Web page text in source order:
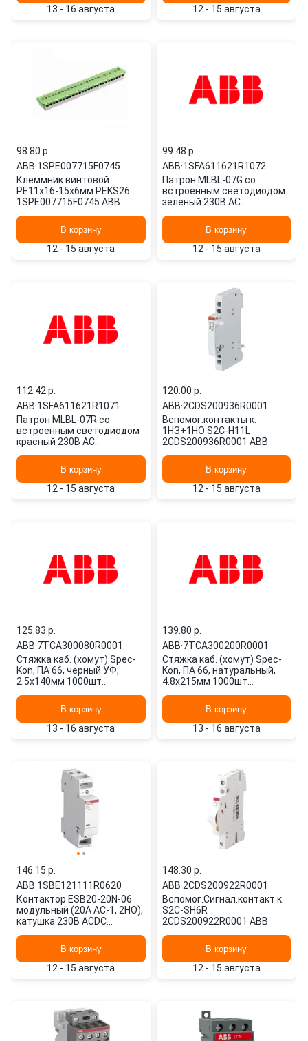
13 - 16 августа 12 - 15 августа
98.80 p.
ABB·1SPE007715F0745
Клеммник винтовой
PE11x16-15х6мм PEKS26
1SPE007715F0745 ABB
В корзину
12 - 15 августа
99.48 p.
ABB·1SFA611621R1072
Патрон MLBL-07G со
встроенным светодиодом
зеленый 230В AC
В корзину
12 - 15 августа
112.42 p.
ABB·1SFA611621R1071
Патрон MLBL-07R со
встроенным светодиодом
красный 230В AC
В корзину
12 - 15 августа
120.00 p.
ABB·2CDS200936R0001
Вспомог.контакты к.
1НЗ+1НО S2C-H11L
2CDS200936R0001 ABB
В корзину
12 - 15 августа
125.83 p.
ABB·7TCA300080R0001
Cтяжка каб. (хомут) Spec-
Kon, ПА 66, черный УФ,
2.5х140мм 1000шт
В корзину
13 - 16 августа
139.80 p.
ABB·7TCA300200R0001
Стяжка каб. (хомут) Spec-
Kon, ПА 66, натуральный,
4.8х215мм 1000шт
В корзину
13 - 16 августа
146.15 p.
ABB·1SBE121111R0620
Контактор ESB20-20N-06
модульный (20А АС-1, 2НО),
катушка 230В ACDC
В корзину
12 - 15 августа
148.30 p.
ABB·2CDS200922R0001
Вспомог.Сигнал.контакт к.
S2C-SH6R
2CDS200922R0001 ABB
В корзину
12 - 15 августа